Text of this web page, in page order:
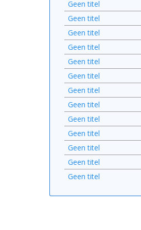
Geen titel
Geen titel
Geen titel
Geen titel
Geen titel
Geen titel
Geen titel
Geen titel
Geen titel
Geen titel
Geen titel
Geen titel
Geen titel